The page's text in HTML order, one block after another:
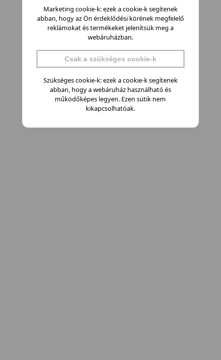
Marketing cookie-k: ezek a cookie-k segítenek
abban, hogy az Ön érdeklődési körének megfelelő
reklámokat és termékeket jelenítsük meg a
webáruházban.
Csak a szükséges cookie-k
Szükséges cookie-k: ezek a cookie-k segítenek
abban, hogy a webáruház használható és
működőképes legyen. Ezen sütik nem
kikapcsolhatóak.